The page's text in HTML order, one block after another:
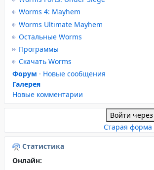
Worms 4: Mayhem
Worms Ultimate Mayhem
Остальные Worms
Программы
Скачать Worms
Форум · Новые сообщения
Галерея
Новые комментарии
Войти
Старая форма
Статистика
Онлайн: